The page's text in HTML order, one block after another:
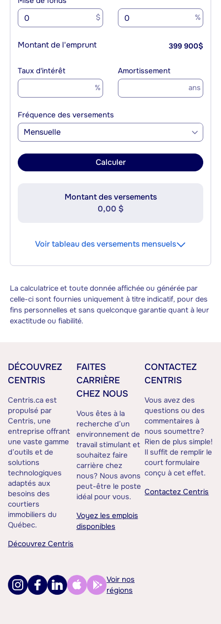
$ %
Montant de l'emprunt 399 900$
Taux d'intérêt
%
Amortissement
ans
Fréquence des versements
Mensuelle
Calculer
Montant des versements
0,00 $
Voir tableau des versements mensuels
La calculatrice et toute donnée affichée ou générée par
celle-ci sont fournies uniquement à titre indicatif, pour des
fins personnelles et sans quelconque garantie quant à leur
exactitude ou fiabilité.
DÉCOUVREZ
CENTRIS
Centris.ca est
propulsé par
Centris, une
entreprise offrant
une vaste gamme
d’outils et de
solutions
technologiques
adaptés aux
besoins des
courtiers
immobiliers du
Québec.
Découvrez Centris
FAITES
CARRIÈRE
CHEZ NOUS
Vous êtes à la
recherche d’un
environnement de
travail stimulant et
souhaitez faire
carrière chez
nous? Nous avons
peut-être le poste
idéal pour vous.
Voyez les emplois
disponibles
CONTACTEZ
CENTRIS
Vous avez des
questions ou des
commentaires à
nous soumettre?
Rien de plus simple!
Il suffit de remplir le
court formulaire
conçu à cet effet.
Contactez Centris
Voir nos
régions